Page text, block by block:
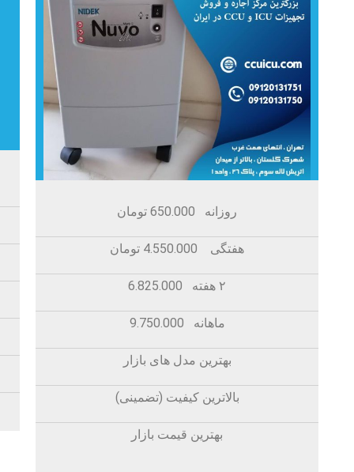
روزانه 650.000 تومان
هفتگی 4.550.000 تومان
۲ هفته 6.825.000
ماهانه 9.750.000
بهترین مدل های بازار
بالاترین کیفیت (تضمینی)
بهترین قیمت بازار